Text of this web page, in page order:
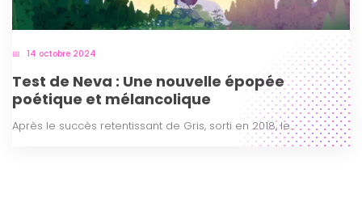
14 octobre 2024
Test de Neva : Une nouvelle épopée
poétique et mélancolique
Après le succès retentissant de Gris, sorti en 2018, le...